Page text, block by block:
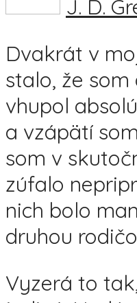
J. D.
Dvakrát v
stalo, že
vhupol
a vzápätí
som v
zúfalo
nich bolo
druhou
Vyzerá to